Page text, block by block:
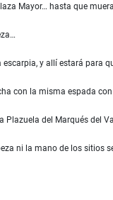
Mayor… hasta que
escarpia, y allí estará para
con la misma espada
Plazuela del Marqués del
ni la mano de los sitios